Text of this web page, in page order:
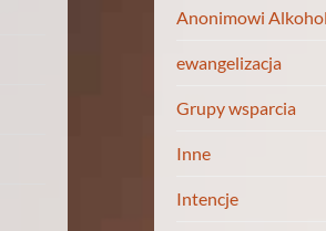
Anonimowi
ewangelizacja
Grupy wsparcia
Inne
Intencje